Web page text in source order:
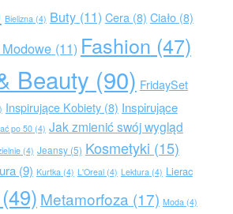
Bielizna(4) Buty(11) Cera(8) Ciało(8)
(11) Fashion (47)
Beauty (90) FridaySet
Inspirujące Kobiety(8) Inspirujące
po 50(4) Jak zmienić swój wygląd
(4) Jeansy(5) Kosmetyki (15)
(9) Kurtka(4) L'Oreal(4) Lektura(4) Lierac
(49) Metamorfoza (17) Moda(4)